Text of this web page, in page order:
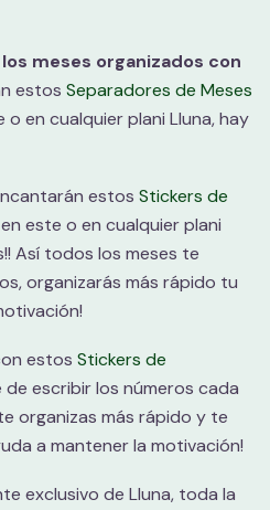
meses organizados con
estos Separadores de Meses
en cualquier plani Lluna, hay
estos Stickers de
este o en cualquier plani
Así todos los meses te
organizarás más rápido tu
estos Stickers de
escribir los números cada
organizas más rápido y te
a mantener la motivación!
exclusivo de Lluna, toda la